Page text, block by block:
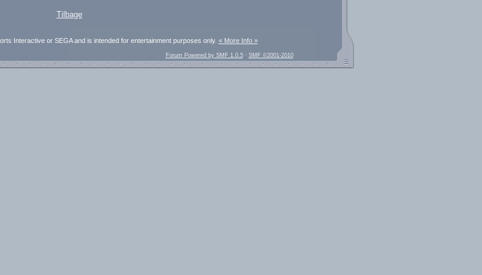
Tilbage
Interactive or SEGA and is intended for entertainment purposes only. « More Info »
Forum Powered by SMF 1.0.5· SMF ©2001-2010